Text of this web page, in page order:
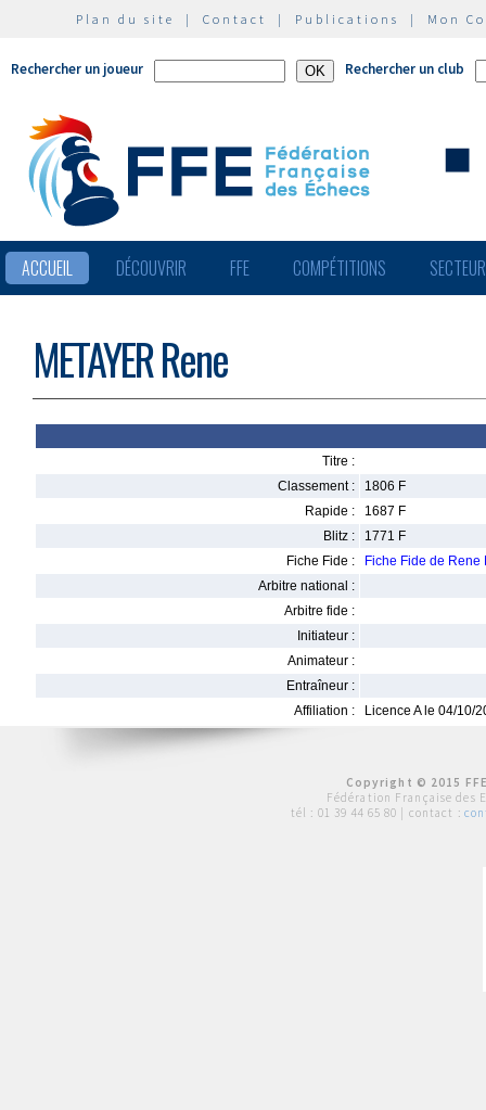
Plan du site | Contact | Publications | Mon
Rechercher un joueur Rechercher un club
ACCUEIL DÉCOUVRIR FFE COMPÉTITIONS
METAYER Rene
Titre :
Classement :
1806 F
Rapide :
1687 F
Blitz :
1771 F
Fiche Fide :
Fiche Fide de Rene
Arbitre national :
Arbitre fide :
Initiateur :
Animateur :
Entraîneur :
Affiliation :
Licence A le 04/10/
Copyright © 2015
Fédération Française des
tél : 01 39 44 65 80 | contact :